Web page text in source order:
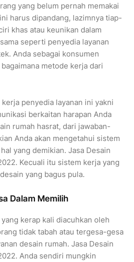
yang belum pernah memakai
harus dipandang, lazimnya tiap-
khas atau keunikan dalam
seperti penyedia layanan
Anda sebagai konsumen
metode kerja dari
penyedia layanan ini yakni
berkaitan harapan Anda
rumah hasrat, dari jawaban-
Anda akan mengetahui sistem
yang demikian. Jasa Desain
Kecuali itu sistem kerja yang
yang bagus pula.
Dalam Memilih
kerap kali diacuhkan oleh
tidak tabah atau tergesa-gesa
desain rumah. Jasa Desain
Anda sendiri mungkin